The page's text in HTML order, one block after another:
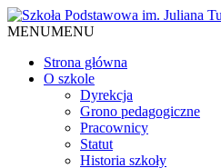
MENUMENU
Strona główna
O szkole
Dyrekcja
Grono pedagogiczne
Pracownicy
Statut
Historia szkoły